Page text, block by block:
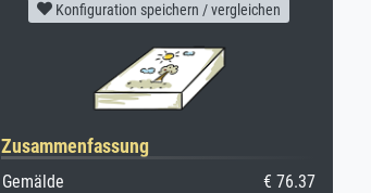
Konfiguration speichern / vergleichen
Zusammenfassung
Gemälde
€ 76.37